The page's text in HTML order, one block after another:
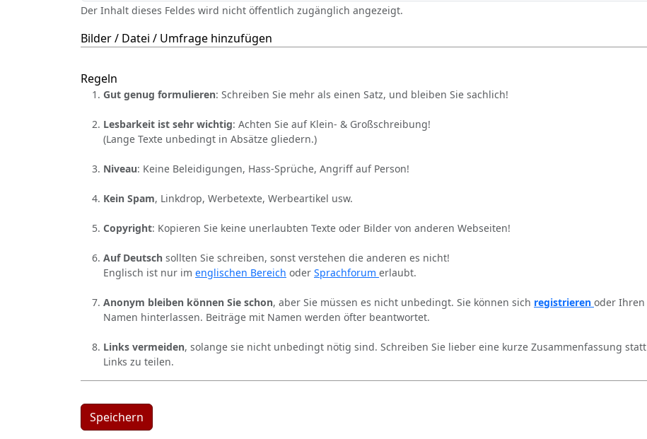
Der Inhalt dieses Feldes wird nicht öffentlich zugänglich angezeigt.
Bilder / Datei / Umfrage hinzufügen
Regeln
Gut genug formulieren: Schreiben Sie mehr als einen Satz, und bleiben Sie sachlich!
Lesbarkeit ist sehr wichtig: Achten Sie auf Klein- & Großschreibung!
(Lange Texte unbedingt in Absätze gliedern.)
Niveau: Keine Beleidigungen, Hass-Sprüche, Angriff auf Person!
Kein Spam, Linkdrop, Werbetexte, Werbeartikel usw.
Copyright: Kopieren Sie keine unerlaubten Texte oder Bilder von anderen Webseiten!
Auf Deutsch sollten Sie schreiben, sonst verstehen die anderen es nicht!
Englisch ist nur im englischen Bereich oder Sprachforum erlaubt.
Anonym bleiben können Sie schon, aber Sie müssen es nicht unbedingt. Sie können sich registrieren oder Ihren
Namen hinterlassen. Beiträge mit Namen werden öfter beantwortet.
Links vermeiden, solange sie nicht unbedingt nötig sind. Schreiben Sie lieber eine kurze Zusammenfassung statt
Links zu teilen.
Speichern